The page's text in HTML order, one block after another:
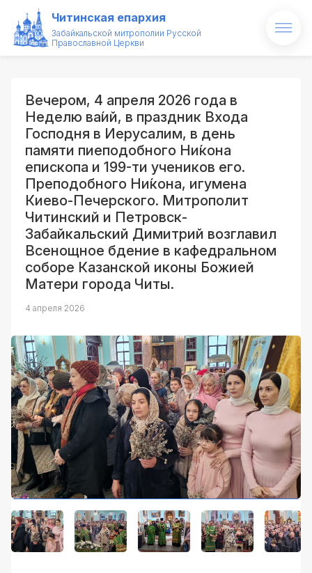
Читинская епархия
Забайкальской митрополии Русской
Православной Церкви
Архипастырь
Новости
Проекты
Образование
Святые и святыни
Контакты
Вечером, 4 апреля 2026 года в
Неделю ва́ий, в праздник Входа
Господня в Иерусалим, в день
памяти пиеподобного Ни́кона
епископа и 199-ти учеников его.
Преподобного Ни́кона, игумена
Киево-Печерского. Митрополит
Читинский и Петровск-
Забайкальский Димитрий возглавил
Всенощное бдение в кафедральном
соборе Казанской иконы Божией
Матери города Читы.
4 апреля 2026